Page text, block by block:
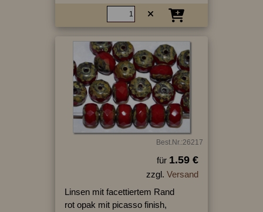
Best.Nr.:26217
für 1.59 €
zzgl. Versand
Linsen mit facettiertem Rand
rot opak mit picasso finish,